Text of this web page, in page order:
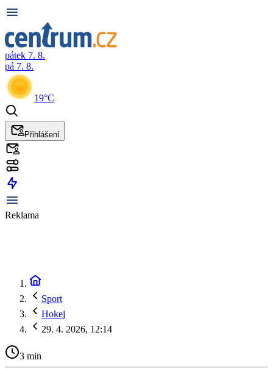
pátek 7. 8.
pá 7. 8.
19°C
Přihlášení
Reklama
Sport
Hokej
29. 4. 2026, 12:14
3 min